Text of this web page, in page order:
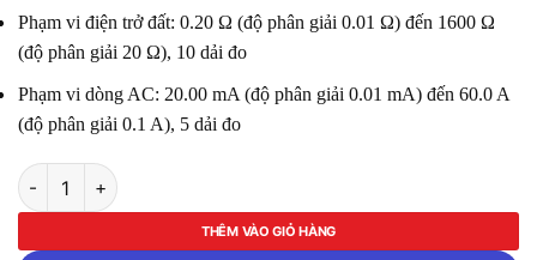
Phạm vi điện trở đất: 0.20 Ω (độ phân giải 0.01 Ω) đến 1600 Ω
(độ phân giải 20 Ω), 10 dải đo
Phạm vi dòng AC: 20.00 mA (độ phân giải 0.01 mA) đến 60.0 A
(độ phân giải 0.1 A), 5 dải đo
Thiết Bị Đo Điện Trở Đất Hioki FT6380-50 số lượng
THÊM VÀO GIỎ HÀNG